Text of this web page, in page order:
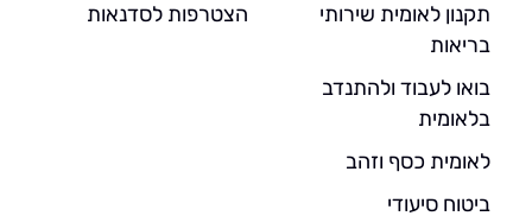
תקנון לאומית שירותי
בריאות
בואו לעבוד ולהתנדב
בלאומית
לאומית כסף וזהב
ביטוח סיעודי
הצטרפות לסדנאות